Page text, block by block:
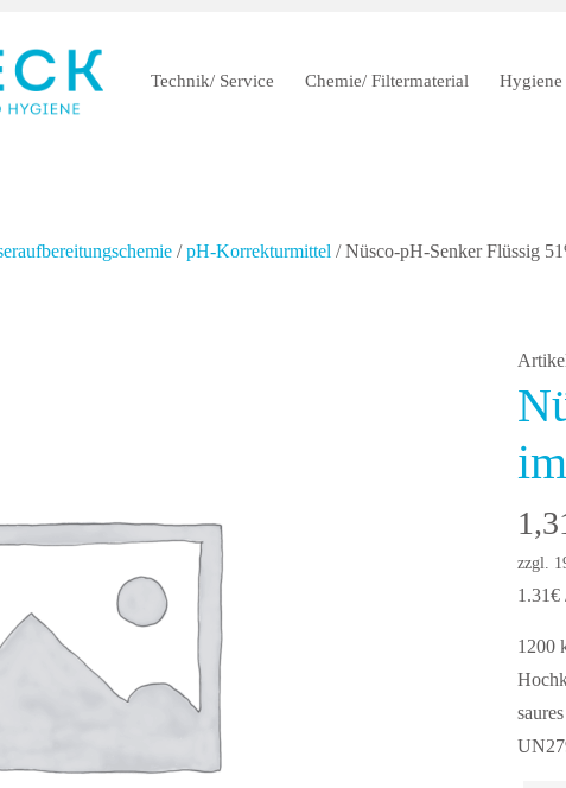
Technik/ Service Chemie/ Filtermaterial Hygiene
/pH-Korrekturmittel / Nüsco-pH-Senker Flüssig
zzgl.
1.31€
1200